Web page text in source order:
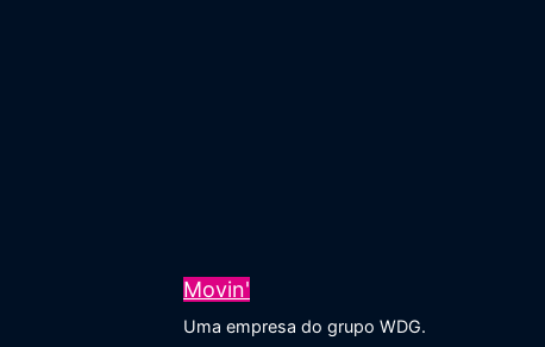
Movin'
Uma empresa do grupo WDG.